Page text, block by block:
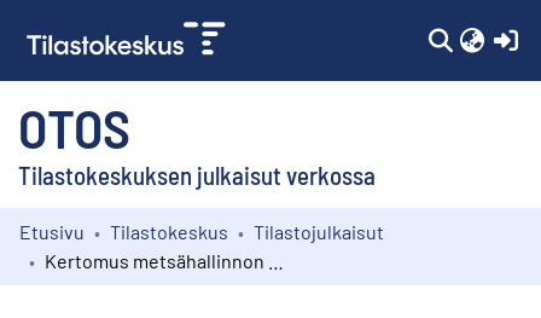
OTOS
Tilastokeskuksen julkaisut verkossa
Kokoelmat
Etusivu Tilastokeskus
Tilastojulkaisut